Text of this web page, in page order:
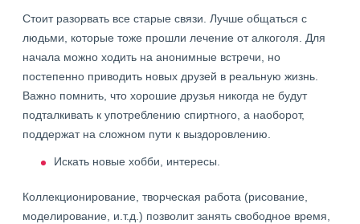
Стоит разорвать все старые связи. Лучше общаться с
людьми, которые тоже прошли лечение от алкоголя. Для
начала можно ходить на анонимные встречи, но
постепенно приводить новых друзей в реальную жизнь.
Важно помнить, что хорошие друзья никогда не будут
подталкивать к употреблению спиртного, а наоборот,
поддержат на сложном пути к выздоровлению.
Искать новые хобби, интересы.
Коллекционирование, творческая работа (рисование,
моделирование, и.т.д.) позволит занять свободное время,